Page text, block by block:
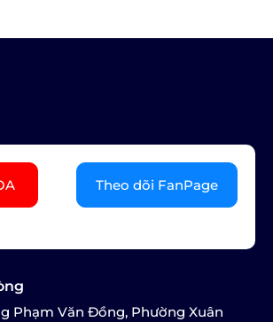
Theo dõi FanPage
Phạm Văn Đồng, Phường Xuân